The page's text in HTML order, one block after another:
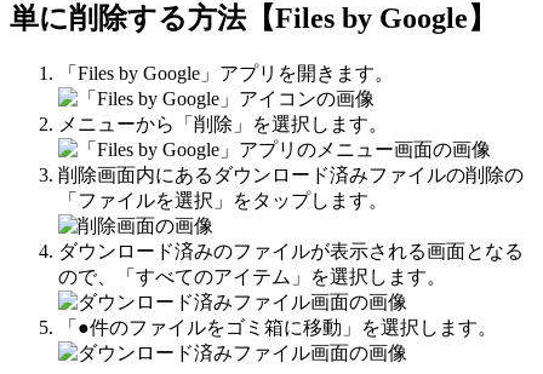
単に削除する方法【Files by Google】
「Files by Google」アプリを開きます。
メニューから「削除」を選択します。
削除画面内にあるダウンロード済みファイルの削除の
「ファイルを選択」をタップします。
ダウンロード済みのファイルが表示される画面となる
ので、「すべてのアイテム」を選択します。
「●件のファイルをゴミ箱に移動」を選択します。